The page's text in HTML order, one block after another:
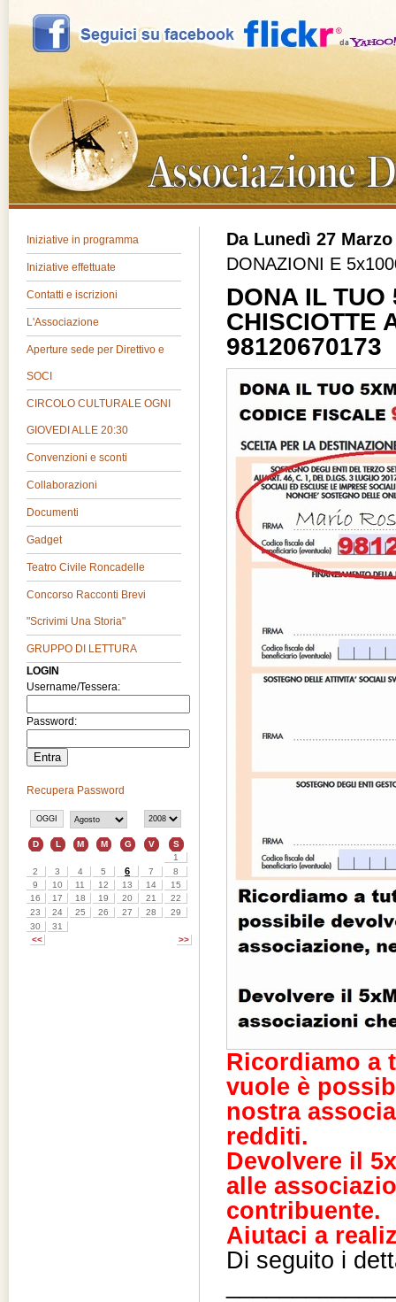
Iniziative in programma
Iniziative effettuate
Contatti e iscrizioni
L'Associazione
Aperture sede per Direttivo e
SOCI
CIRCOLO CULTURALE OGNI
GIOVEDI ALLE 20:30
Convenzioni e sconti
Collaborazioni
Documenti
Gadget
Teatro Civile Roncadelle
Concorso Racconti Brevi
"Scrivimi Una Storia"
GRUPPO DI LETTURA
LOGIN
Username/Tessera:
Password:
Recupera Password
Da Lunedì 27
DONAZIONI E
DONA IL
CHISCIOTTE
98120670173
Ricordiamo a
vuole è
nostra
redditi.
Devolvere il
alle
contribuente.
Aiutaci a
Di seguito i